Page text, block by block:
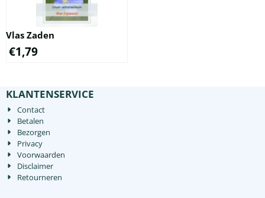
invloed kun...
Vlas Zaden
€1,79
KLANTENSERVICE
Contact
Betalen
Bezorgen
Privacy
Voorwaarden
Disclaimer
Retourneren